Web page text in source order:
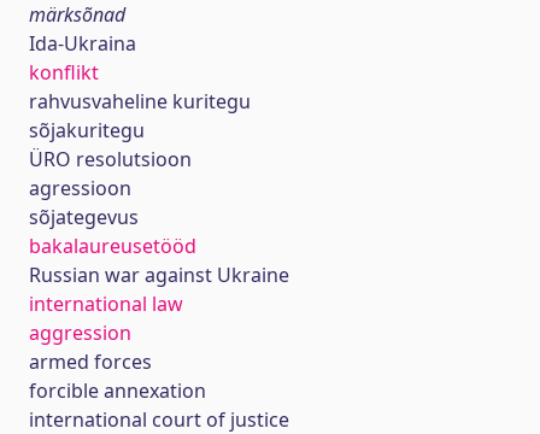
märksõnad
Ida-Ukraina
konflikt
rahvusvaheline kuritegu
sõjakuritegu
ÜRO resolutsioon
agressioon
sõjategevus
bakalaureusetööd
Russian war against Ukraine
international law
aggression
armed forces
forcible annexation
international court of justice